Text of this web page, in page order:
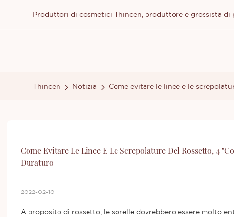
Produttori di cosmetici Thincen, produttore e grossista
Thincen Notizia Come evitare le linee e le
Come Evitare Le Linee E Le Screpolature Del Rossetto, 4
Duraturo
2022-02-10
A proposito di rossetto, le sorelle dovrebbero essere molto